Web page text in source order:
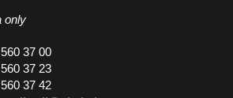
only
37 00
37 23
37 42